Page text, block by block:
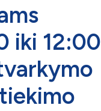
iki 12:00